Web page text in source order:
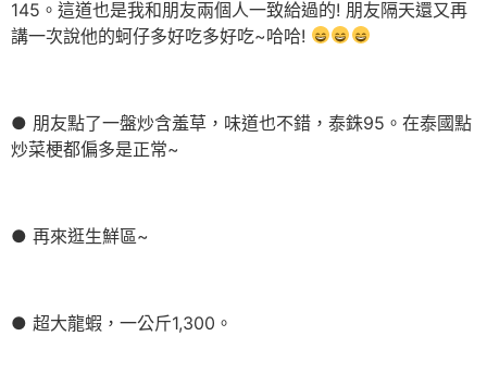
145。這道也是我和朋友兩個人一致給過的! 朋友隔天還又再
講一次說他的蚵仔多好吃多好吃~哈哈!
● 朋友點了一盤炒含羞草，味道也不錯，泰銖95。在泰國點
炒菜梗都偏多是正常~
● 再來逛生鮮區~
● 超大龍蝦，一公斤1,300。